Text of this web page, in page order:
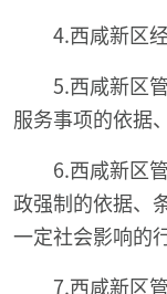
4.西咸新区
5.西咸新区
服务事项的依据
6.西咸新区
政强制的依据、
一定社会影响的
7.西咸新区